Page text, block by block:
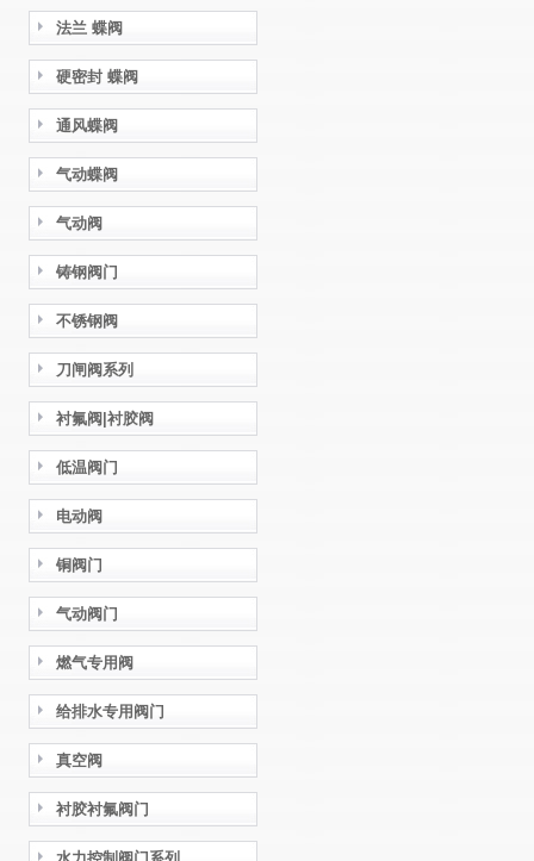
法兰 蝶阀
硬密封 蝶阀
通风蝶阀
气动蝶阀
气动阀
铸钢阀门
不锈钢阀
刀闸阀系列
衬氟阀|衬胶阀
低温阀门
电动阀
铜阀门
气动阀门
燃气专用阀
给排水专用阀门
真空阀
衬胶衬氟阀门